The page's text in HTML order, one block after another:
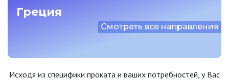
Греция
Смотреть все направления
Исходя из специфики проката и ваших потребностей, у Вас